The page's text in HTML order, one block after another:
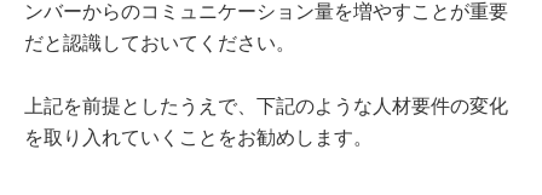
ンバーからのコミュニケーション量を増やすことが重要
だと認識しておいてください。
上記を前提としたうえで、下記のような人材要件の変化
を取り入れていくことをお勧めします。